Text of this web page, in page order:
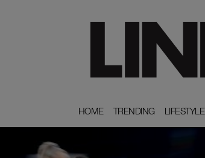
HOME
HOME TRENDING
TRENDING LIFESTYLE
LIFESTYLE